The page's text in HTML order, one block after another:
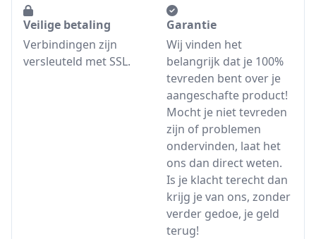
Veilige betaling
Verbindingen zijn
versleuteld met SSL.
Garantie
Wij vinden het
belangrijk dat je 100%
tevreden bent over je
aangeschafte product!
Mocht je niet tevreden
zijn of problemen
ondervinden, laat het
ons dan direct weten.
Is je klacht terecht dan
krijg je van ons, zonder
verder gedoe, je geld
terug!